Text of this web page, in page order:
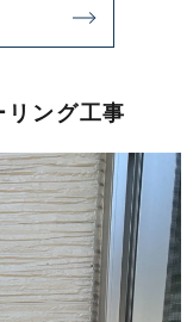
ング工事